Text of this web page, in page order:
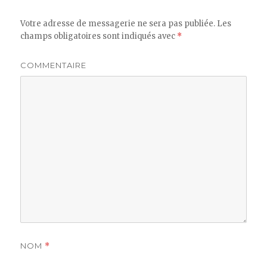
Votre adresse de messagerie ne sera pas publiée. Les
champs obligatoires sont indiqués avec *
COMMENTAIRE
NOM *